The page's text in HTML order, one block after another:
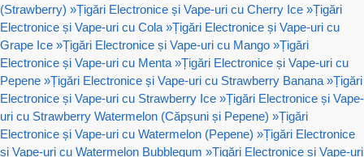
(Strawberry) »Țigări Electronice și Vape-uri cu Cherry Ice »Țigări
Electronice și Vape-uri cu Cola »Țigări Electronice și Vape-uri cu
Grape Ice »Țigări Electronice și Vape-uri cu Mango »Țigări
Electronice și Vape-uri cu Menta »Țigări Electronice și Vape-uri cu
Pepene »Țigări Electronice și Vape-uri cu Strawberry Banana »Țigări
Electronice și Vape-uri cu Strawberry Ice »Țigări Electronice și Vape-
uri cu Strawberry Watermelon (Căpșuni și Pepene) »Țigări
Electronice și Vape-uri cu Watermelon (Pepene) »Țigări Electronice
și Vape-uri cu Watermelon Bubblegum »Țigări Electronice și Vape-uri